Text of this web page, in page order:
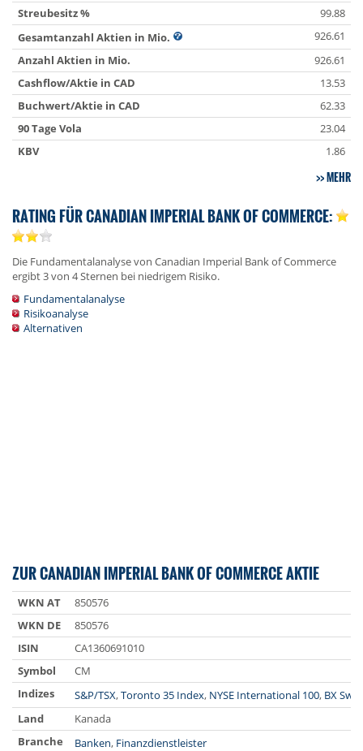
Streubesitz %
99.88
Gesamtanzahl Aktien in Mio.
926.61
Anzahl Aktien in Mio.
926.61
Cashflow/Aktie in CAD
13.53
Buchwert/Aktie in CAD
62.33
90 Tage Vola
23.04
KBV
1.86
MEHR
RATING FÜR CANADIAN IMPERIAL BANK OF COMMERCE:
Die Fundamentalanalyse von Canadian Imperial Bank of Commerce
ergibt 3 von 4 Sternen bei niedrigem Risiko.
Fundamentalanalyse
Risikoanalyse
Alternativen
ZUR CANADIAN IMPERIAL BANK OF COMMERCE AKTIE
WKN AT
850576
WKN DE
850576
ISIN
CA1360691010
Symbol
CM
Indizes
S&P/TSX,Toronto 35 Index, NYSE International 100, BX
Land
Kanada
Branche
Banken, Finanzdienstleister